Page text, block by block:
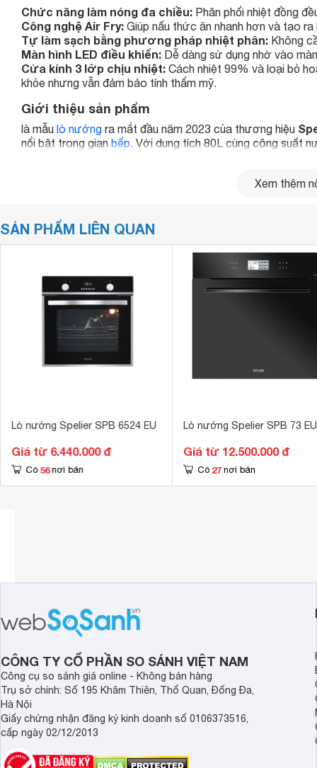
Chức năng làm nóng đa chiều: Phân phối nhiệt đồng
Công nghệ Air Fry: Giúp nấu thức ăn nhanh hơn và tạo
Tự làm sạch bằng phương pháp nhiệt phân: Không
Màn hình LED điều khiển: Dễ dàng sử dụng nhờ vào
Cửa kính 3 lớp chịu nhiệt: Cách nhiệt 99% và loại bỏ
khỏe nhưng vẫn đảm bảo tính thẩm mỹ.
Giới thiệu sản phẩm
là mẫu lò nướng ra mắt đầu năm 2023 của thương hiệu
nổi bật trong gian bếp. Với dung tích 80L cùng công suất
Đặc điểm nổi bật
Xem thêm
SẢN PHẨM LIÊN QUAN
Lò nướng Spelier SPB 6524 EU
Giá từ 6.440.000 đ
Có 56 nơi bán
Lò nướng Spelier SPB 73 EU
Giá từ 12.500.000 đ
Có 27 nơi bán
CÔNG TY CỔ PHẦN SO SÁNH VIỆT NAM
Công cụ so sánh giá online - Không bán hàng
Trụ sở chính: Số 195 Khâm Thiên, Thổ Quan, Đống Đa,
Hà Nội
Giấy chứng nhận đăng ký kinh doanh số 0106373516,
cấp ngày 02/12/2013